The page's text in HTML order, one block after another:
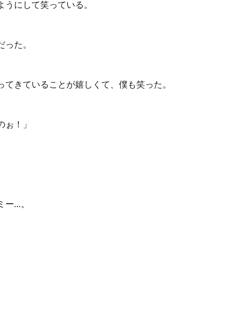
うにして笑っている。
った。
てきていることが嬉しくて、僕も笑った。
ぉ！」
ー…。